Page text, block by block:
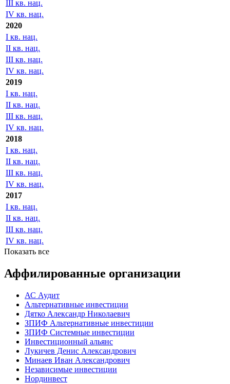
III кв. нац.
IV кв. нац.
2020
I кв. нац.
II кв. нац.
III кв. нац.
IV кв. нац.
2019
I кв. нац.
II кв. нац.
III кв. нац.
IV кв. нац.
2018
I кв. нац.
II кв. нац.
III кв. нац.
IV кв. нац.
2017
I кв. нац.
II кв. нац.
III кв. нац.
IV кв. нац.
Показать все
Аффилированные организации
АС Аудит
Альтернативные инвестиции
Дятко Александр Николаевич
ЗПИФ Альтернативные инвестиции
ЗПИФ Системные инвестиции
Инвестиционный альянс
Лукичев Денис Александрович
Минаев Иван Александрович
Независимые инвестиции
Нординвест